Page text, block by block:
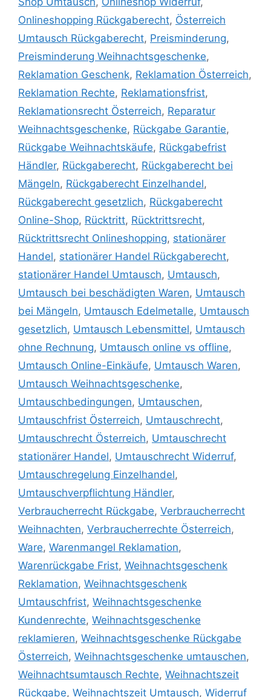
Onlineshopping Rückgaberecht, Österreich
Umtausch Rückgaberecht, Preisminderung,
Preisminderung Weihnachtsgeschenke,
Reklamation Geschenk, Reklamation Österreich,
Reklamation Rechte, Reklamationsfrist,
Reklamationsrecht Österreich, Reparatur
Weihnachtsgeschenke, Rückgabe Garantie,
Rückgabe Weihnachtskäufe, Rückgabefrist
Händler, Rückgaberecht, Rückgaberecht bei
Mängeln, Rückgaberecht Einzelhandel,
Rückgaberecht gesetzlich, Rückgaberecht
Online-Shop, Rücktritt, Rücktrittsrecht,
Rücktrittsrecht Onlineshopping, stationärer
Handel, stationärer Handel Rückgaberecht,
stationärer Handel Umtausch, Umtausch,
Umtausch bei beschädigten Waren, Umtausch
bei Mängeln, Umtausch Edelmetalle, Umtausch
gesetzlich, Umtausch Lebensmittel, Umtausch
ohne Rechnung, Umtausch online vs offline,
Umtausch Online-Einkäufe, Umtausch Waren,
Umtausch Weihnachtsgeschenke,
Umtauschbedingungen, Umtauschen,
Umtauschfrist Österreich, Umtauschrecht,
Umtauschrecht Österreich, Umtauschrecht
stationärer Handel, Umtauschrecht Widerruf,
Umtauschregelung Einzelhandel,
Umtauschverpflichtung Händler,
Verbraucherrecht Rückgabe, Verbraucherrecht
Weihnachten, Verbraucherrechte Österreich,
Ware, Warenmangel Reklamation,
Warenrückgabe Frist, Weihnachtsgeschenk
Reklamation, Weihnachtsgeschenk
Umtauschfrist, Weihnachtsgeschenke
Kundenrechte, Weihnachtsgeschenke
reklamieren, Weihnachtsgeschenke Rückgabe
Österreich, Weihnachtsgeschenke umtauschen,
Weihnachtsumtausch Rechte, Weihnachtszeit
Rückgabe, Weihnachtszeit Umtausch, Widerruf